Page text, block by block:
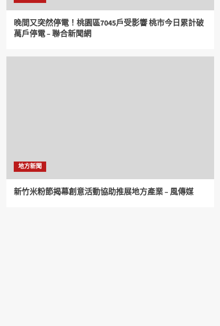
晚間又突然停電！桃園區7045戶受影響 桃市今日累計破
萬戶停電 – 聯合新聞網
地方新聞
新竹米粉節揭幕創意活動協助推展地方產業 – 風傳媒